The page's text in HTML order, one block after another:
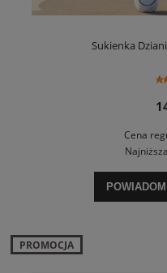
Sukienka
Cena
PROMOCJA